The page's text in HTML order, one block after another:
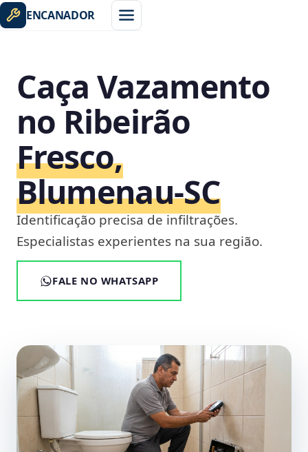
ENCANADOR
Caça Vazamento
no Ribeirão
Fresco,
Blumenau‑SC
Identificação precisa de infiltrações.
Especialistas experientes na sua região.
FALE NO WHATSAPP